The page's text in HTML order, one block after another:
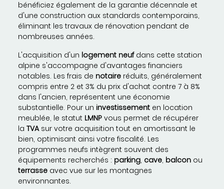
bénéficiez également de la garantie décennale et
d'une construction aux standards contemporains,
éliminant les travaux de rénovation pendant de
nombreuses années.
L'acquisition d'un logement neufdans cette station
alpine s'accompagne d'avantages financiers
notables. Les frais de notaire réduits, généralement
compris entre 2 et 3% du prix d'achat contre 7 à 8%
dans l'ancien, représentent une économie
substantielle. Pour un investissement en location
meublée, le statut LMNP vous permet de récupérer
la TVAsur votre acquisition tout en amortissant le
bien, optimisant ainsi votre fiscalité. Les
programmes neufs intègrent souvent des
équipements recherchés : parking, cave, balcon ou
terrasse avec vue sur les montagnes
environnantes.